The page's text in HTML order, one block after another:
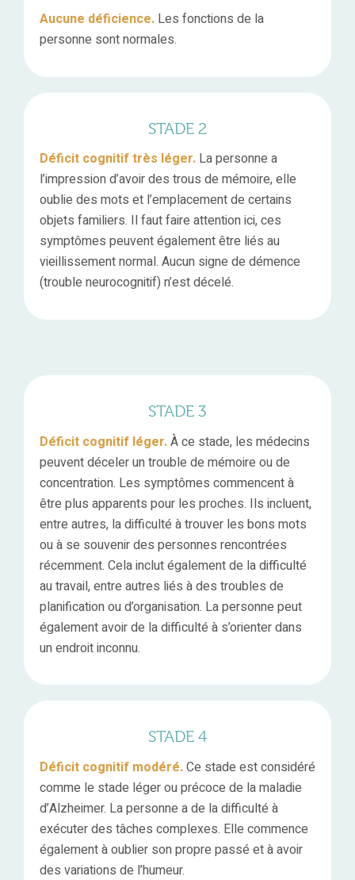
Aucune déficience. Les fonctions de la
personne sont normales.
STADE 2
Déficit cognitif très léger. La personne a
l’impression d’avoir des trous de mémoire, elle
oublie des mots et l’emplacement de certains
objets familiers. Il faut faire attention ici, ces
symptômes peuvent également être liés au
vieillissement normal. Aucun signe de démence
(trouble neurocognitif) n’est décelé.
STADE 3
Déficit cognitif léger.À ce stade, les médecins
peuvent déceler un trouble de mémoire ou de
concentration. Les symptômes commencent à
être plus apparents pour les proches. Ils incluent,
entre autres, la difficulté à trouver les bons mots
ou à se souvenir des personnes rencontrées
récemment. Cela inclut également de la difficulté
au travail, entre autres liés à des troubles de
planification ou d’organisation. La personne peut
également avoir de la difficulté à s’orienter dans
un endroit inconnu.
STADE 4
Déficit cognitif modéré.Ce stade est considéré
comme le stade léger ou précoce de la maladie
d’Alzheimer. La personne a de la difficulté à
exécuter des tâches complexes. Elle commence
également à oublier son propre passé et à avoir
des variations de l’humeur.